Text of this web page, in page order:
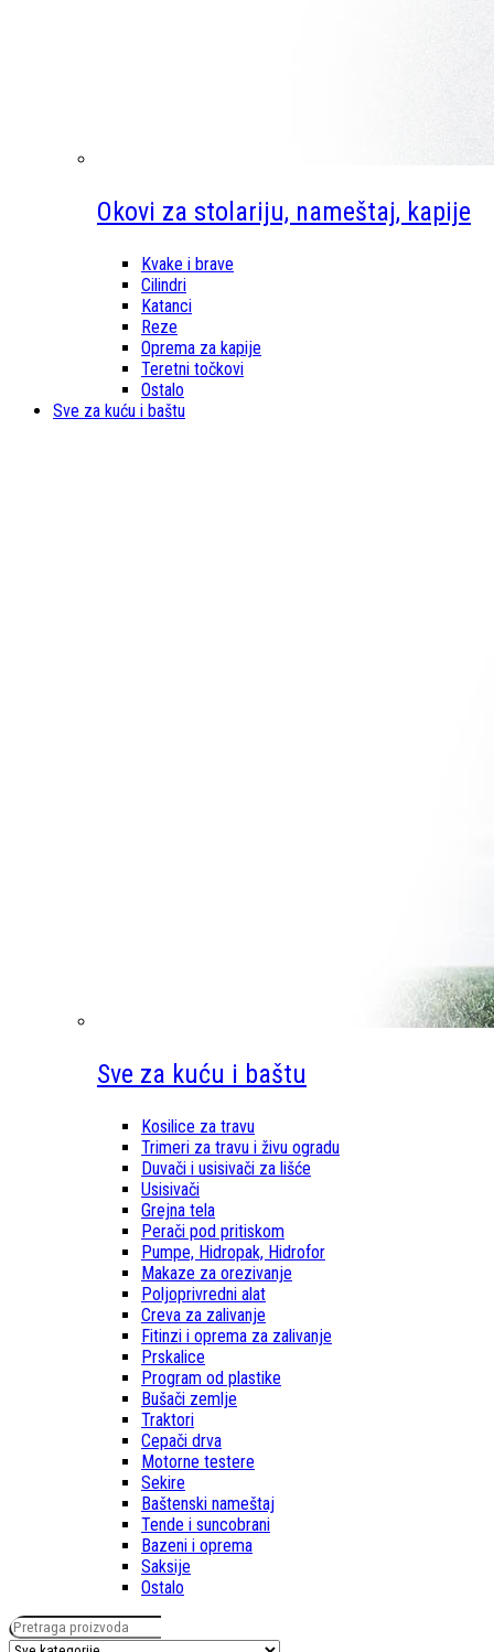
Okovi za stolariju, nameštaj, kapije
Kvake i brave
Cilindri
Katanci
Reze
Oprema za kapije
Teretni točkovi
Ostalo
Sve za kuću i baštu
Sve za kuću i baštu
Kosilice za travu
Trimeri za travu i živu ogradu
Duvači i usisivači za lišće
Usisivači
Grejna tela
Perači pod pritiskom
Pumpe, Hidropak, Hidrofor
Makaze za orezivanje
Poljoprivredni alat
Creva za zalivanje
Fitinzi i oprema za zalivanje
Prskalice
Program od plastike
Bušači zemlje
Traktori
Cepači drva
Motorne testere
Sekire
Baštenski nameštaj
Tende i suncobrani
Bazeni i oprema
Saksije
Ostalo
Pretraga za: